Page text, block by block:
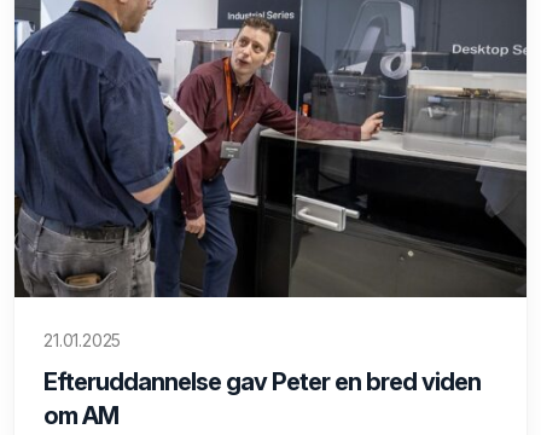
21.01.2025
Efteruddannelse gav Peter en bred viden
om AM